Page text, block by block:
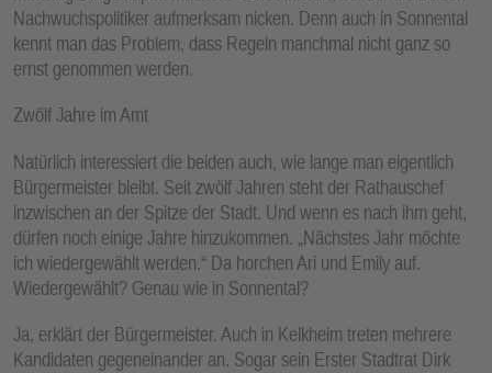
Nachwuchspolitiker aufmerksam nicken. Denn auch in Sonnental
kennt man das Problem, dass Regeln manchmal nicht ganz so
ernst genommen werden.
Zwölf Jahre im Amt
Natürlich interessiert die beiden auch, wie lange man eigentlich
Bürgermeister bleibt. Seit zwölf Jahren steht der Rathauschef
inzwischen an der Spitze der Stadt. Und wenn es nach ihm geht,
dürfen noch einige Jahre hinzukommen. „Nächstes Jahr möchte
ich wiedergewählt werden.“ Da horchen Ari und Emily auf.
Wiedergewählt? Genau wie in Sonnental?
Ja, erklärt der Bürgermeister. Auch in Kelkheim treten mehrere
Kandidaten gegeneinander an. Sogar sein Erster Stadtrat Dirk